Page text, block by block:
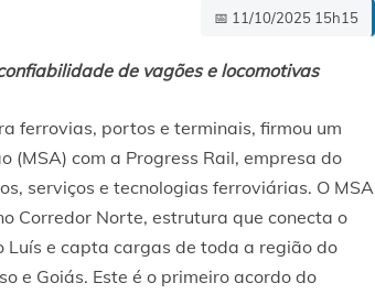
📅 11/10/2025 15h15
de vagões e locomotivas
ferrovias, portos e terminais, firmou um
(MSA) com a Progress Rail, empresa do
serviços e tecnologias ferroviárias. O MSA
Corredor Norte, estrutura que conecta o
e capta cargas de toda a região do
e Goiás. Este é o primeiro acordo do